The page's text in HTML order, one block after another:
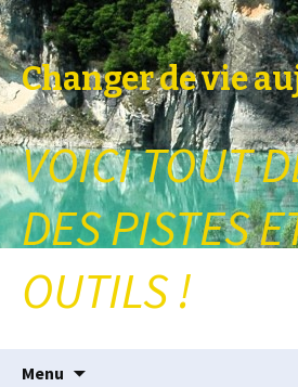
Changer de vie
VOICI TOUT
DES PISTES
OUTILS !
Menu